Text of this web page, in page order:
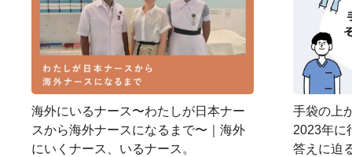
海外にいるナース〜わたしが日本ナー
スから海外ナースになるまで〜｜海外
にいくナース、いるナース。
手袋の上
2023年に
答えに迫